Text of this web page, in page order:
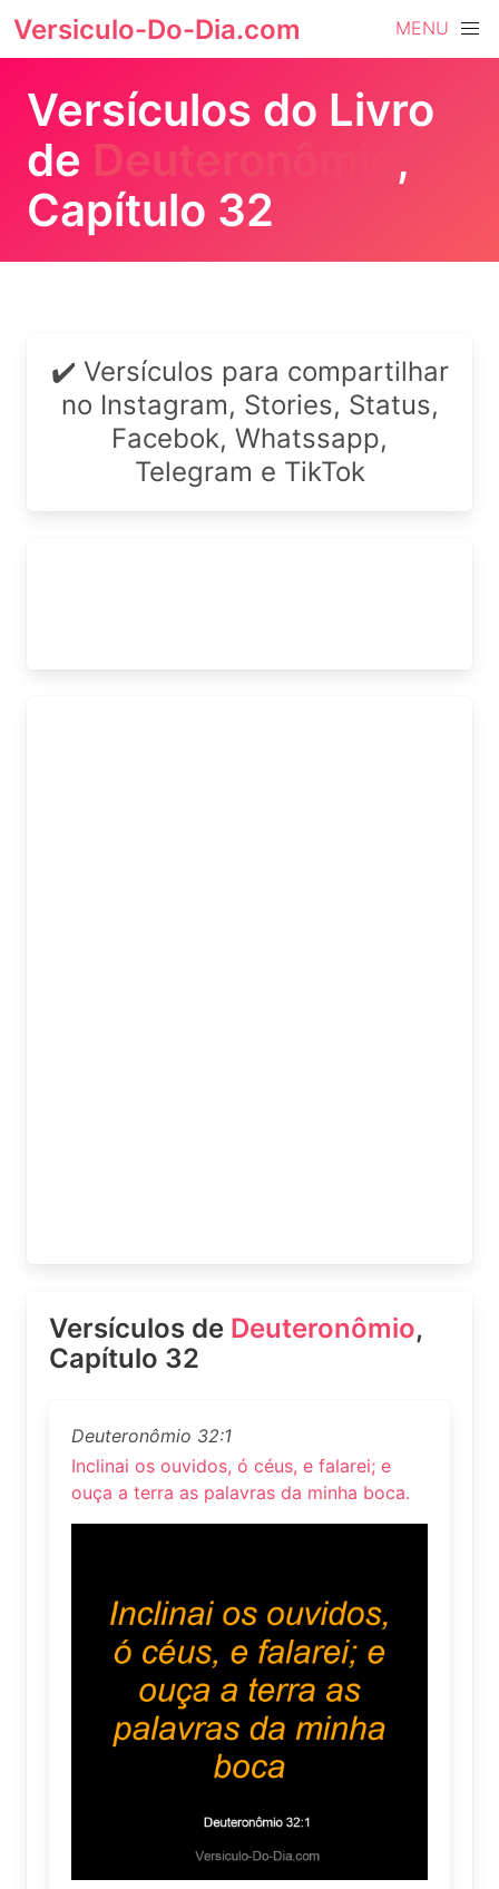
Versiculo-Do-Dia.com MENU
Versículos do Livro
de Deuteronômio ,
Capítulo 32
✔️ Versículos para compartilhar
no Instagram, Stories, Status,
Facebok, Whatssapp,
Telegram e TikTok
Versículos de Deuteronômio,
Capítulo 32
Deuteronômio 32:1
Inclinai os ouvidos, ó céus, e falarei; e
ouça a terra as palavras da minha boca.